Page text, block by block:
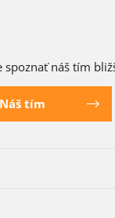
spoznať náš tím
Náš tím